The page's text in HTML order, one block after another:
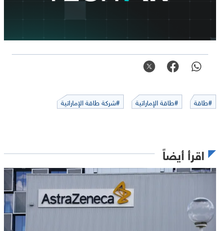
#طاقة #طاقة الإماراتية #شركة طاقة الإماراتية
اقرأ أيضاً